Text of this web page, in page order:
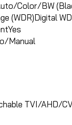
Color/BW
(WDR)Digital
Yes
Manual
TVI/AHD/